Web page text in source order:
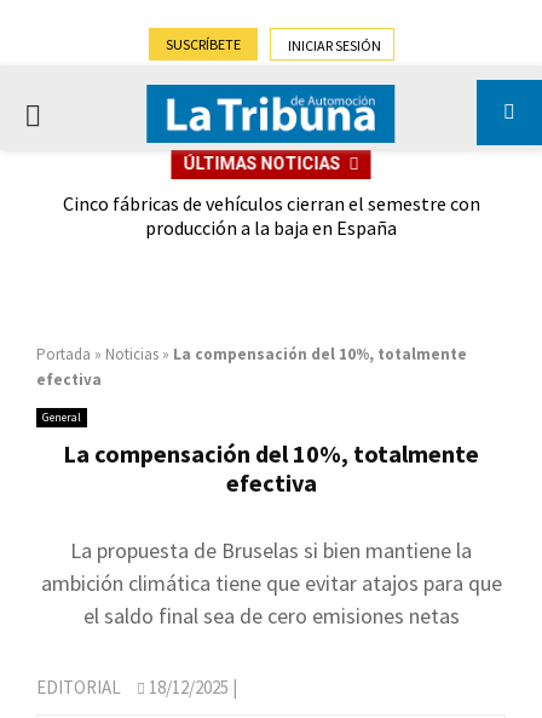
SUSCRÍBETE INICIAR SESIÓN
PRIMARY
ÚLTIMAS NOTICIAS
Cinco fábricas de vehículos cierran el semestre con
producción a la baja en España
Portada » Noticias » La compensación del 10%, totalmente
efectiva
General
La compensación del 10%, totalmente
efectiva
La propuesta de Bruselas si bien mantiene la
ambición climática tiene que evitar atajos para que
el saldo final sea de cero emisiones netas
EDITORIAL 18/12/2025 |